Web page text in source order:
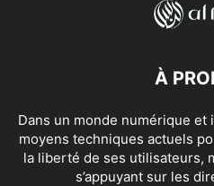
À
Dans un monde numérique et
moyens techniques actuels
la liberté de ses utilisateurs,
s’appuyant sur les